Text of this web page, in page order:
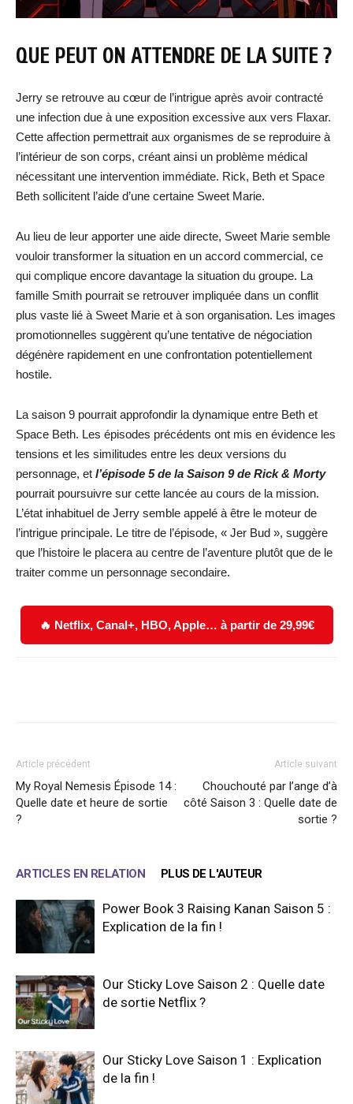
QUE PEUT ON ATTENDRE DE LA SUITE ?
Jerry se retrouve au cœur de l’intrigue après avoir contracté
une infection due à une exposition excessive aux vers Flaxar.
Cette affection permettrait aux organismes de se reproduire à
l’intérieur de son corps, créant ainsi un problème médical
nécessitant une intervention immédiate. Rick, Beth et Space
Beth sollicitent l’aide d’une certaine Sweet Marie.
Au lieu de leur apporter une aide directe, Sweet Marie semble
vouloir transformer la situation en un accord commercial, ce
qui complique encore davantage la situation du groupe. La
famille Smith pourrait se retrouver impliquée dans un conflit
plus vaste lié à Sweet Marie et à son organisation. Les images
promotionnelles suggèrent qu’une tentative de négociation
dégénère rapidement en une confrontation potentiellement
hostile.
La saison 9 pourrait approfondir la dynamique entre Beth et
Space Beth. Les épisodes précédents ont mis en évidence les
tensions et les similitudes entre les deux versions du
personnage, et l’épisode 5 de la Saison 9 de Rick & Morty
pourrait poursuivre sur cette lancée au cours de la mission.
L’état inhabituel de Jerry semble appelé à être le moteur de
l’intrigue principale. Le titre de l’épisode, « Jer Bud », suggère
que l’histoire le placera au centre de l’aventure plutôt que de le
traiter comme un personnage secondaire.
🔥 Netflix, Canal+, HBO, Apple… à partir de 29,99€
Article précédent
My Royal Nemesis Épisode 14 :
Quelle date et heure de sortie
?
Article suivant
Chouchouté par l’ange d’à
côté Saison 3 : Quelle date de
sortie ?
ARTICLES EN RELATION PLUS DE L'AUTEUR
Power Book 3 Raising Kanan Saison 5 :
Explication de la fin !
Our Sticky Love Saison 2 : Quelle date
de sortie Netflix ?
Our Sticky Love Saison 1 : Explication
de la fin !